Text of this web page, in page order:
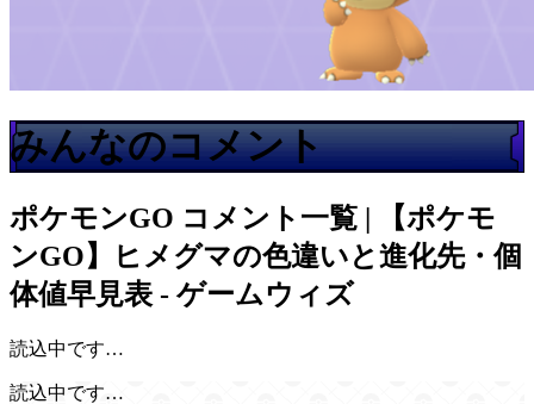
みんなのコメント
ポケモンGO コメント一覧 | 【ポケモ
ンGO】ヒメグマの色違いと進化先・個
体値早見表 - ゲームウィズ
読込中です…
読込中です…